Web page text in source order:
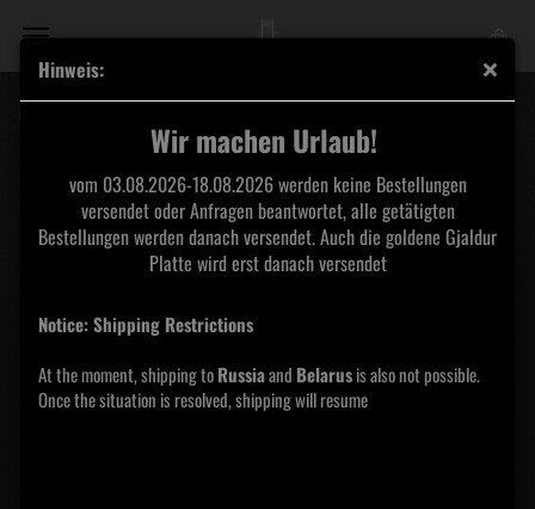
Hinweis:
Wir machen Urlaub!
vom 03.08.2026-18.08.2026 werden keine Bestellungen
versendet oder Anfragen beantwortet, alle getätigten
Bestellungen werden danach versendet. Auch die goldene Gjaldur
Platte wird erst danach versendet
Notice: Shipping Restrictions
At the moment, shipping toRussiaand Belarusis also not possible.
Once the situation is resolved, shipping will resume